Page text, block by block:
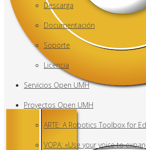
Descarga
Documentación
Soporte
Licencia
Servicios Open UMH
Proyectos Open UMH
ARTE: A Robotics Toolbox for
VOPA: «Use your voice to